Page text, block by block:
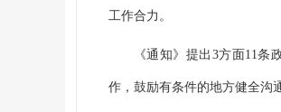
工作合力。
《通知》提出3方面11
作，鼓励有条件的地方健全沟